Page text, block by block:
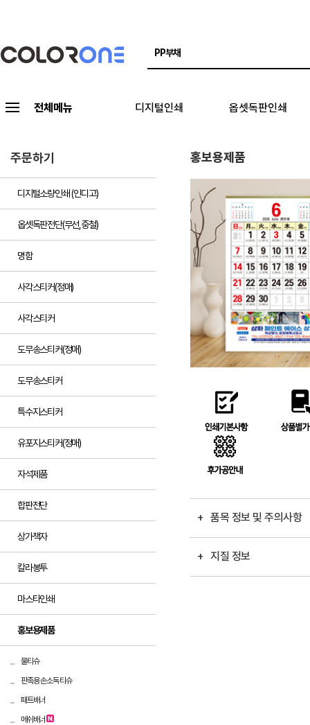
전체메뉴 디지털인쇄 옵셋독판인쇄
주문하기
디지털소량인쇄 (인디고)
옵셋독판전단(무선,중철)
명함
사각스티커(정매)
사각스티커
도무송스티커(정매)
도무송스티커
특수지스티커
유포지스티커(정매)
자석제품
합판전단
상가책자
칼라봉투
마스타인쇄
홍보용제품
물티슈
판촉용 손소독 티슈
패트배너
메쉬배너
홍보용제품
+ 품목 정보 및 주의사항
+ 지질 정보